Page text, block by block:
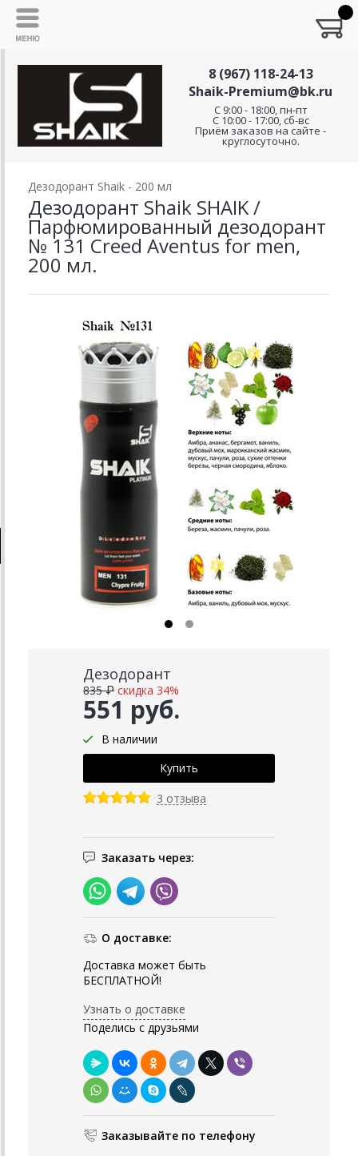
8 (967) 118-24-13
Shaik-Premium@bk.ru
C 9:00 - 18:00, пн-пт
С 10:00 - 17:00, сб-вс
Приём заказов на сайте -
круглосуточно.
Дезодорант Shaik - 200 мл
Дезодорант Shaik SHAIK /
Парфюмированный дезодорант
№ 131 Creed Aventus for men,
200 мл.
Дезодорант
551 руб.
835 ₽ скидка 34%
В наличии
3 отзыва
Заказать через:
О доставке:
Доставка может быть
БЕСПЛАТНОЙ!
Узнать о доставке
Поделись с друзьями
Заказывайте по телефону